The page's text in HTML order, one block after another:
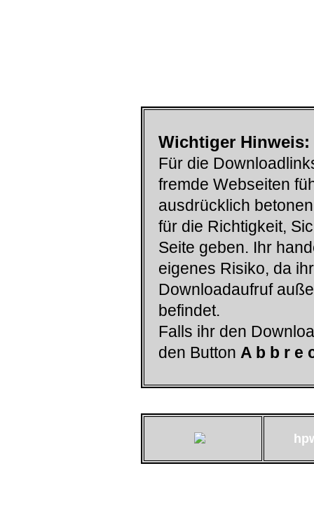
Wichtiger Hinweis:
Für die
fremde Webseiten
ausdrücklich
für die Richtigkeit,
Seite geben. Ihr
eigenes Risiko, da
Downloadaufruf
befindet.
Falls ihr den
den Button A b b r e